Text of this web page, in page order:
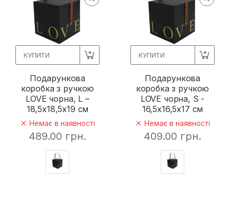
КУПИТИ
Подарункова
коробка з ручкою
LOVE чорна, L –
18,5х18,5х19 см
Немає в наявності
489.00 грн.
КУПИТИ
Подарункова
коробка з ручкою
LOVE чорна, S -
16,5х16,5х17 см
Немає в наявності
409.00 грн.